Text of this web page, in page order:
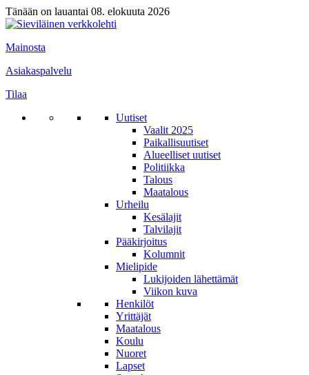
Tänään on lauantai 08. elokuuta 2026
Mainosta
Asiakaspalvelu
Tilaa
Uutiset
Vaalit 2025
Paikallisuutiset
Alueelliset uutiset
Politiikka
Talous
Maatalous
Urheilu
Kesälajit
Talvilajit
Pääkirjoitus
Kolumnit
Mielipide
Lukijoiden lähettämät
Viikon kuva
Henkilöt
Yrittäjät
Maatalous
Koulu
Nuoret
Lapset